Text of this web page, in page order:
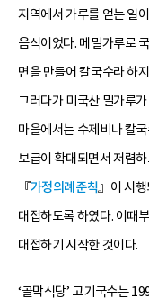
지역에서 가루를 얻는 일
음식이었다. 메밀가루로
면을 만들어 칼국수라 하
그러다가 미국산 밀가루
마을에서는 수제비나 칼
보급이 확대되면서 저렴
『가정의례준칙』이 시
대접하도록 하였다. 이때
대접하기 시작한 것이다.
‘골막식당’ 고기국수는